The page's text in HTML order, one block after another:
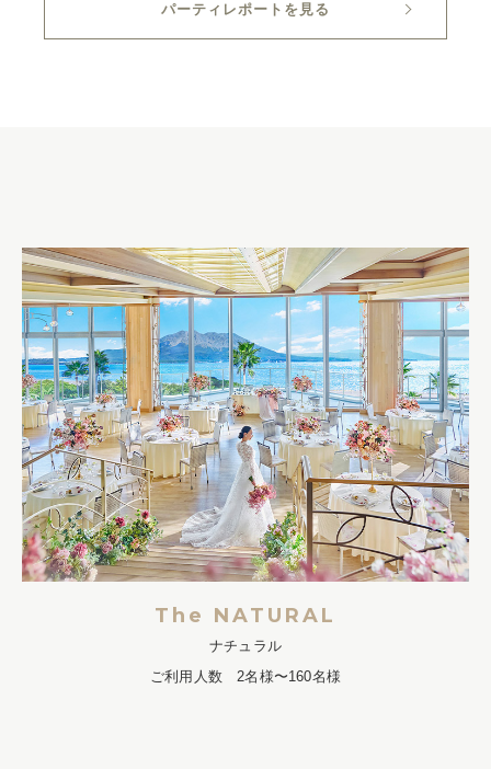
パーティレポートを見る
The NATURAL
ナチュラル
ご利用人数 2名様〜160名様